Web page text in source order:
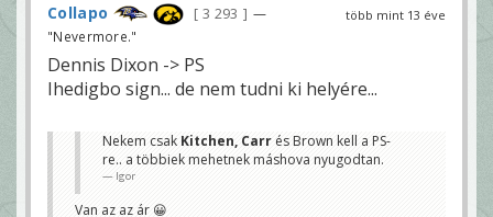
több mint 13 éve
Collapo 3 293
—
"Nevermore."
Dennis Dixon -> PS
Ihedigbo sign... de nem tudni ki helyére...
Nekem csak Kitchen, Carr és Brown kell a PS-
re.. a többiek mehetnek máshova nyugodtan.
Igor
Van az az ár 😀